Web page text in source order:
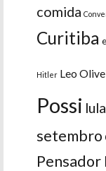
comida
Curitiba
Hitler Leo
Possi lula
setembro
Pensador